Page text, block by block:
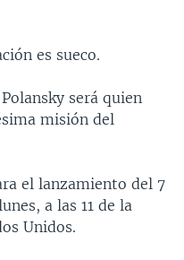
es sueco.
será quien
misión del
el lanzamiento del 7
a las 11 de la
Unidos.